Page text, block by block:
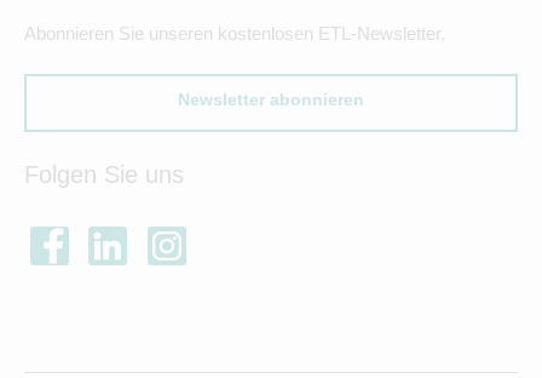
Abonnieren Sie unseren kostenlosen ETL-Newsletter.
Newsletter abonnieren
Folgen Sie uns